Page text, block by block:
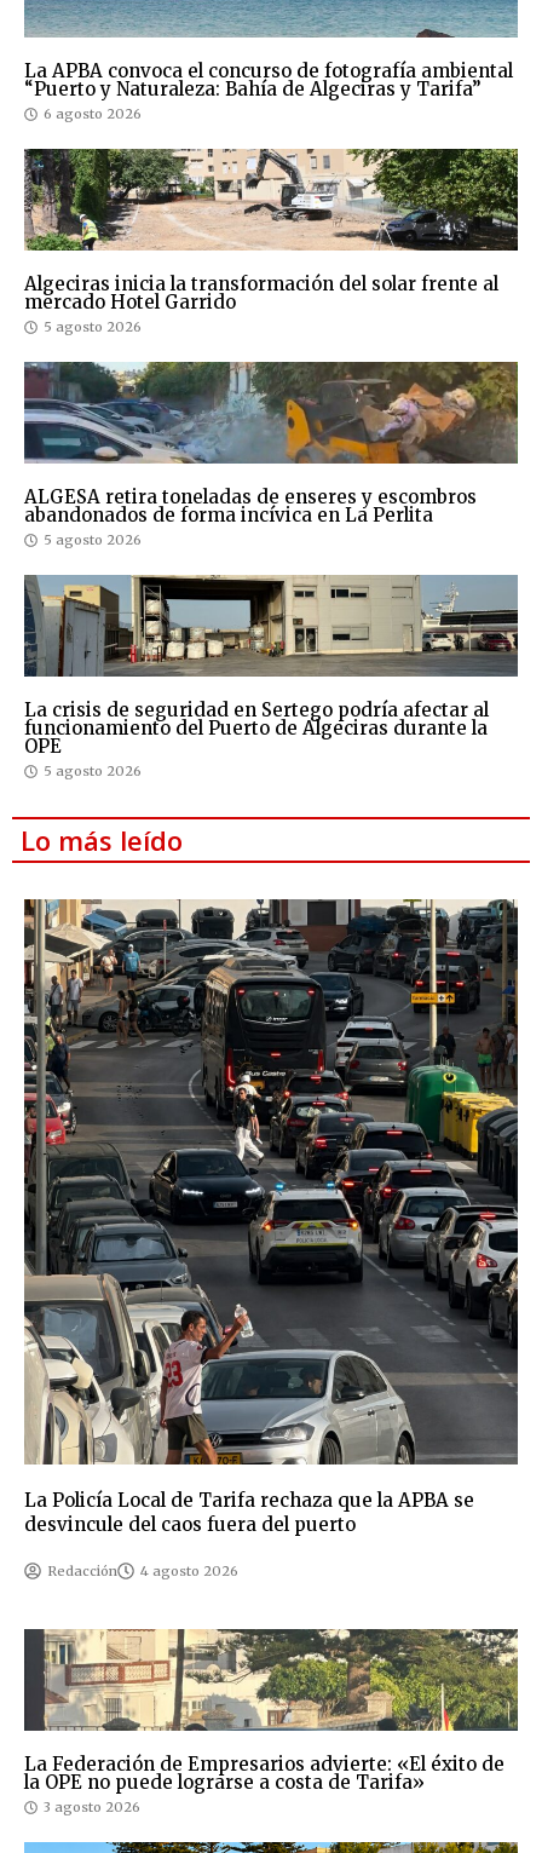
La APBA convoca el concurso de fotografía ambiental
“Puerto y Naturaleza: Bahía de Algeciras y Tarifa”
6 agosto 2026
Algeciras inicia la transformación del solar frente al
mercado Hotel Garrido
5 agosto 2026
ALGESA retira toneladas de enseres y escombros
abandonados de forma incívica en La Perlita
5 agosto 2026
La crisis de seguridad en Sertego podría afectar al
funcionamiento del Puerto de Algeciras durante la
OPE
5 agosto 2026
Lo más leído
La Policía Local de Tarifa rechaza que la APBA se
desvincule del caos fuera del puerto
Redacción 4 agosto 2026
La Federación de Empresarios advierte: «El éxito de
la OPE no puede lograrse a costa de Tarifa»
3 agosto 2026